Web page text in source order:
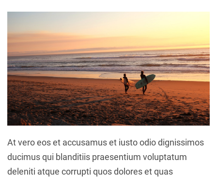
At vero eos et accusamus et iusto odio dignissimos
ducimus qui blanditiis praesentium voluptatum
deleniti atque corrupti quos dolores et quas